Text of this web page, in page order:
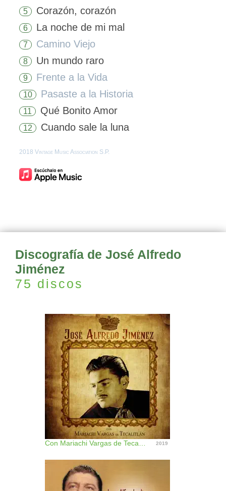
5 Corazón, corazón
6 La noche de mi mal
7 Camino Viejo
8 Un mundo raro
9 Frente a la Vida
10 Pasaste a la Historia
11 Qué Bonito Amor
12 Cuando sale la luna
2018 Vintage Music Association S.P.
Discografía de José Alfredo
Jiménez
75 discos
2019